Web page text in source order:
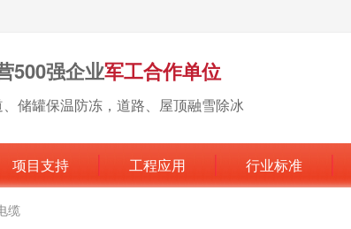
500强企业军工合作单位
储罐保温防冻，道路、屋顶融雪除冰
项目支持 工程应用 行业标准
缆